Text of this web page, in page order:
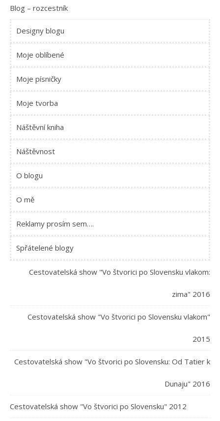
Blog – rozcestník
Designy blogu
Moje oblíbené
Moje písničky
Moje tvorba
Náštěvní kniha
Náštěvnost
O blogu
O mě
Reklamy prosím sem….
Spřátelené blogy
Cestovatelská show "Vo štvorici po Slovensku vlakom:
zima" 2016
Cestovatelská show "Vo štvorici po Slovensku vlakom"
2015
Cestovatelská show "Vo štvorici po Slovensku: Od Tatier k
Dunaju" 2016
Cestovatelská show "Vo štvorici po Slovensku" 2012